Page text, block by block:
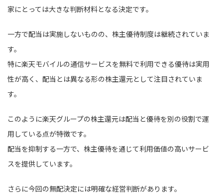
家にとっては大きな判断材料となる決定です。
一方で配当は実施しないものの、株主優待制度は継続されていま
す。
特に楽天モバイルの通信サービスを無料で利用できる優待は実用
性が高く、配当とは異なる形の株主還元として注目されていま
す。
このように楽天グループの株主還元は配当と優待を別の役割で運
用している点が特徴です。
配当を抑制する一方で、株主優待を通じて利用価値の高いサービ
スを提供しています。
さらに今回の無配決定には明確な経営判断があります。